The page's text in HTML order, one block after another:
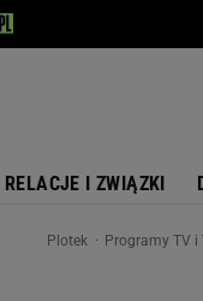
RELACJE I ZWIĄZKI
Plotek Programy TV i